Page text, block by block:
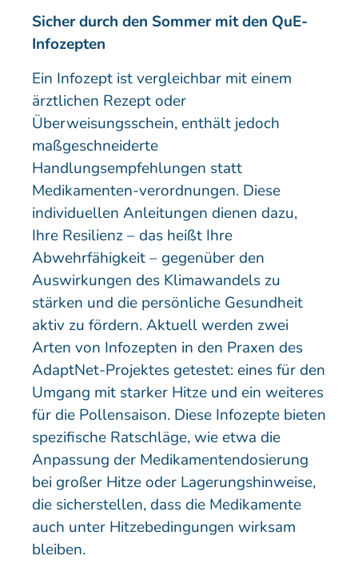
Sicher durch den Sommer mit den QuE-
Infozepten
Ein Infozept ist vergleichbar mit einem
ärztlichen Rezept oder
Überweisungsschein, enthält jedoch
maßgeschneiderte
Handlungsempfehlungen statt
Medikamenten-verordnungen. Diese
individuellen Anleitungen dienen dazu,
Ihre Resilienz – das heißt Ihre
Abwehrfähigkeit – gegenüber den
Auswirkungen des Klimawandels zu
stärken und die persönliche Gesundheit
aktiv zu fördern. Aktuell werden zwei
Arten von Infozepten in den Praxen des
AdaptNet-Projektes getestet: eines für den
Umgang mit starker Hitze und ein weiteres
für die Pollensaison. Diese Infozepte bieten
spezifische Ratschläge, wie etwa die
Anpassung der Medikamentendosierung
bei großer Hitze oder Lagerungshinweise,
die sicherstellen, dass die Medikamente
auch unter Hitzebedingungen wirksam
bleiben.